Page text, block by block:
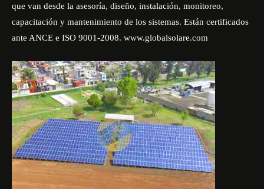
que van desde la asesoría, diseño, instalación, monitoreo,
capacitación y mantenimiento de los sistemas. Están certificados
ante ANCE e ISO 9001-2008. www.globalsolare.com